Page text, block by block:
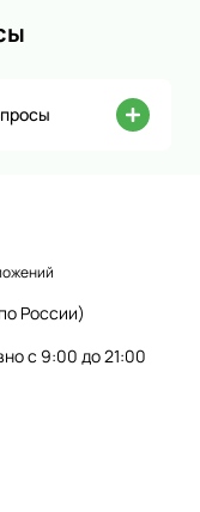
России)
с 9:00 до 21:00